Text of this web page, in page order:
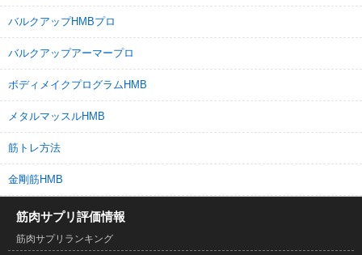
バルクアップHMBプロ
バルクアップアーマープロ
ボディメイクプログラムHMB
メタルマッスルHMB
筋トレ方法
金剛筋HMB
筋肉サプリ評価情報
筋肉サプリランキング